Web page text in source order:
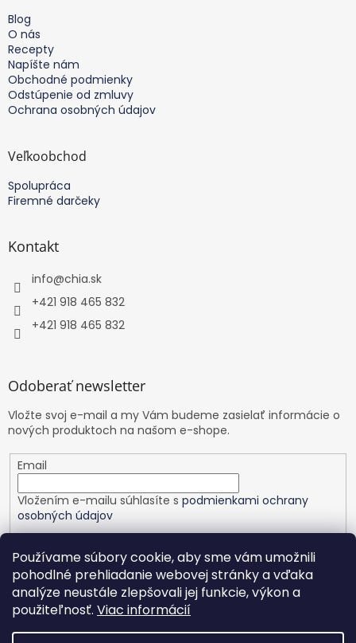
Používame súbory cookie, aby sme vám umožnili
pohodlné prehliadanie webovej stránky a vďaka
analýze neustále zlepšovali jej funkcie, výkon a
použiteľnosť. Viac informácií
Blog
O nás
Recepty
Napíšte nám
Obchodné podmienky
Odstúpenie od zmluvy
Ochrana osobných údajov
Veľkoobchod
Spolupráca
Firemné darčeky
Kontakt
info@chia.sk
+421 918 465 832
+421 918 465 832
Odoberať newsletter
Vložte svoj e-mail a my Vám budeme zasielať informácie o
nových produktoch na našom e-shope.
Email
Vložením e-mailu súhlasíte s podmienkami ochrany
osobných údajov
PRIHLÁSIŤ SA